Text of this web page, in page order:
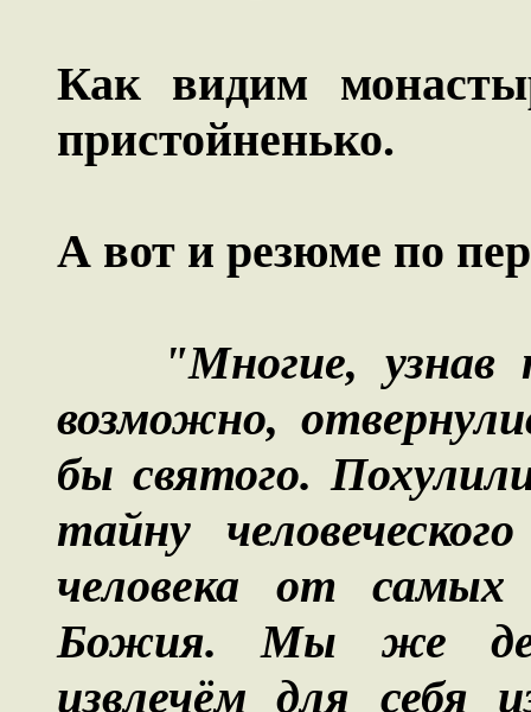
Как видим
пристойненько.
А вот и резюме по
"Многие,
возможно,
бы святого.
тайну
человека от самых
Божия. Мы же
извлечём для себя